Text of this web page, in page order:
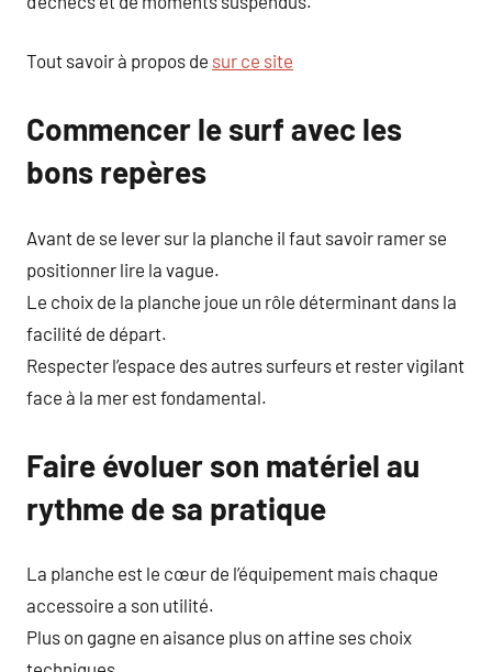
Tout savoir à propos de sur ce site
Commencer le surf avec les
bons repères
Avant de se lever sur la planche il faut savoir ramer se
positionner lire la vague.
Le choix de la planche joue un rôle déterminant dans la
facilité de départ.
Respecter l’espace des autres surfeurs et rester vigilant
face à la mer est fondamental.
Faire évoluer son matériel au
rythme de sa pratique
La planche est le cœur de l’équipement mais chaque
accessoire a son utilité.
Plus on gagne en aisance plus on affine ses choix